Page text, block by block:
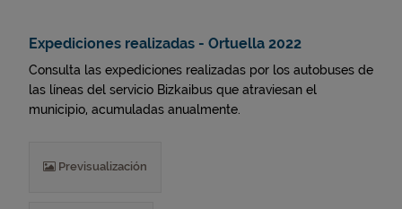
Expediciones realizadas - Ortuella 2022
Consulta las expediciones realizadas por los autobuses de
las líneas del servicio Bizkaibus que atraviesan el
municipio, acumuladas anualmente.
Previsualización